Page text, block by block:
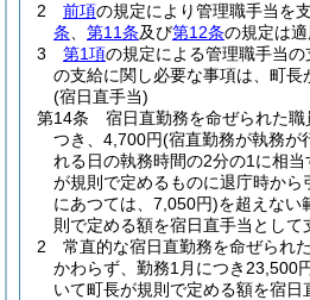
2
前項の規定により管理職手当を
条
第11条及び第12条の規定は適
3
第1項の規定による管理職手当
の支給に関し必要な事項は、町長
(宿日直手当)
第14条
宿日直勤務を命ぜられた
つき、4,700円(宿直勤務が執務が
れる日の執務時間の2分の1に相
が規則で定めるものに退庁時から
にあつては、7,050円)を超えない
則で定める額を宿日直手当として
2
常直的な宿日直勤務を命ぜられ
かわらず、勤務1月につき23,500
いて町長が規則で定める額を宿日